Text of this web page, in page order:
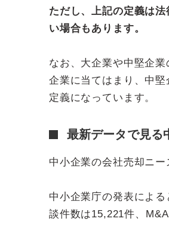
ただし、上記の定義は
い場合もあります。
なお、大企業や中堅企
企業に当てはまり、中
定義になっています。
最新データで見る
中小企業の会社売却ニー
中小企業庁の発表によ
談件数は15,221件、